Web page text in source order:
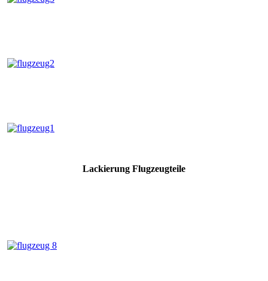
Lackierung Flugzeugteile